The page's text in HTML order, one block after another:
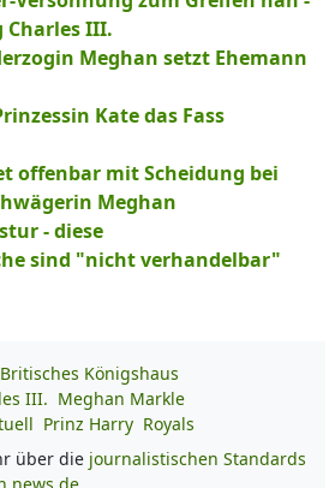
III.
Meghan setzt Ehemann
Kate das Fass
offenbar mit Scheidung bei
Meghan
- diese
sind "nicht verhandelbar"
Britisches Königshaus
III. Meghan Markle
Prinz Harry Royals
über die journalistischen Standards